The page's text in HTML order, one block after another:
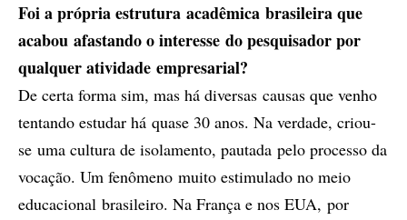
Foi a própria estrutura acadêmica brasileira que
acabou afastando o interesse do pesquisador por
qualquer atividade empresarial?
De certa forma sim, mas há diversas causas que venho
tentando estudar há quase 30 anos. Na verdade, criou-
se uma cultura de isolamento, pautada pelo processo da
vocação. Um fenômeno muito estimulado no meio
educacional brasileiro. Na França e nos EUA, por